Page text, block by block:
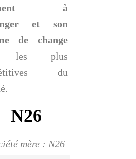
à
et son
de change
les plus
du
N26
mère : N26